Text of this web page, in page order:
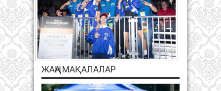
ЖАҢА МАҚАЛАЛАР